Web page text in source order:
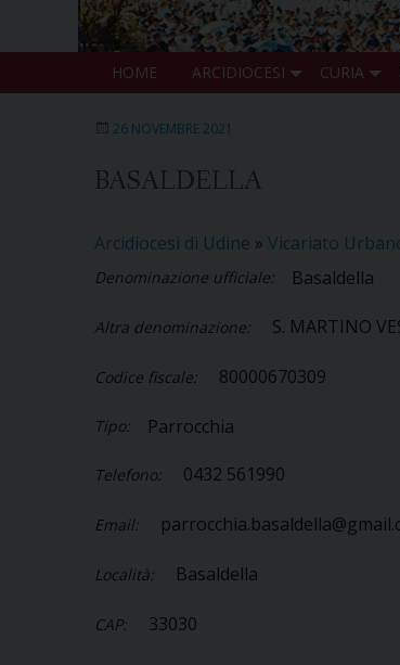
HOME ARCIDIOCESI CURIA
26 NOVEMBRE 2021
BASALDELLA
Arcidiocesi di Udine » Vicariato
Denominazione ufficiale: Basaldella
Altra denominazione: S. MARTINO
Codice fiscale: 80000670309
Tipo: Parrocchia
Telefono: 0432 561990
Email:
Località: Basaldella
CAP: 33030